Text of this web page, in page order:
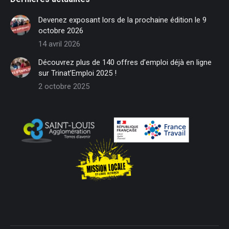
opens
in
new
window
opens
new
window
opens
in
new
window
opens
in
new
window
opens
in
new
window
in
Devenez exposant lors de la prochaine édition le 9
octobre 2026
14 avril 2026
Découvrez plus de 140 offres d’emploi déjà en ligne
sur Trinat’Emploi 2025 !
2 octobre 2025